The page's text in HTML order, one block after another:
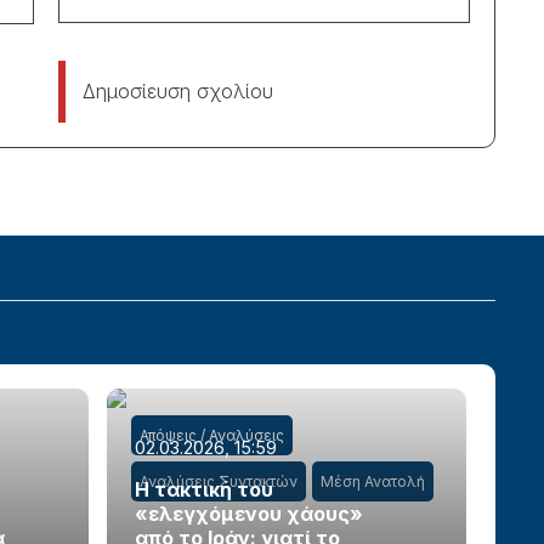
Δημοσίευση σχολίου
Απόψεις / Αναλύσεις
Αναλύσεις Συντακτών Μέση Ανατολή
02.03.2026, 15:59
Η τακτική του
«ελεγχόμενου χάους»
από το Ιράν: γιατί το